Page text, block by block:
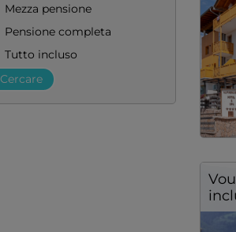
Mezza pensione
Pensione completa
Tutto incluso
Cercare